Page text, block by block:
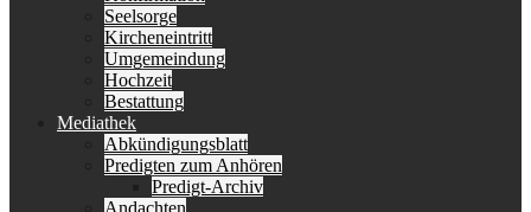
Seelsorge
Kircheneintritt
Umgemeindung
Hochzeit
Bestattung
Mediathek
Abkündigungsblatt
Predigten zum Anhören
Predigt-Archiv
Andachten